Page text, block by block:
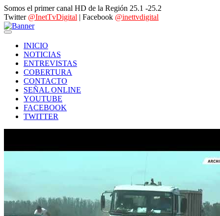
Somos el primer canal HD de la Región 25.1 -25.2
Twitter @InetTvDigital | Facebook @inettvdigital
INICIO
NOTICIAS
ENTREVISTAS
COBERTURA
CONTACTO
SEÑAL ONLINE
YOUTUBE
FACEBOOK
TWITTER